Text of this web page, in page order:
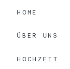
HOME
ÜBER UNS
HOCHZEIT